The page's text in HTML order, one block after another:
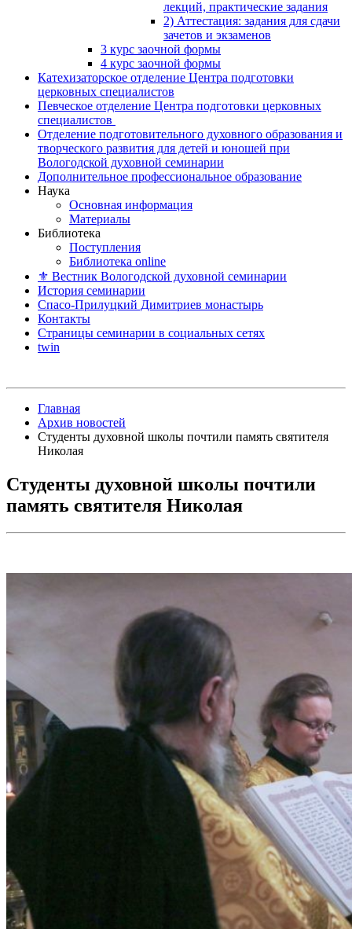
лекций, практические задания
2) Аттестация: задания для сдачи
зачетов и экзаменов
3 курс заочной формы
4 курс заочной формы
Катехизаторское отделение Центра подготовки
церковных специалистов
Певческое отделение Центра подготовки церковных
специалистов
Отделение подготовительного духовного образования и
творческого развития для детей и юношей при
Вологодской духовной семинарии
Дополнительное профессиональное образование
Наука
Основная информация
Материалы
Библиотека
Поступления
Библиотека online
⚜ Вестник Вологодской духовной семинарии
История семинарии
Спасо-Прилуцкий Димитриев монастырь
Контакты
Страницы семинарии в социальных сетях
twin
Главная
Архив новостей
Студенты духовной школы почтили память святителя
Николая
Студенты духовной школы почтили
память святителя Николая